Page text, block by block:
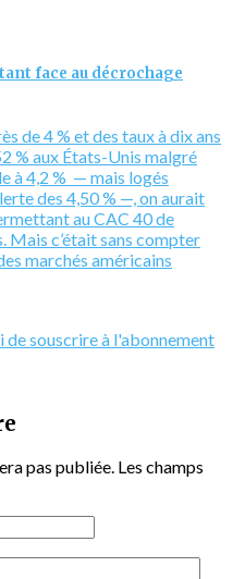
face au décrochage
de 4 % et des taux à dix ans
% aux États-Unis malgré
à 4,2 % — mais logés
des 4,50 % —, on aurait
au CAC 40 de
Mais c’était sans compter
marchés américains
de souscrire à l'abonnement
pas publiée. Les champs